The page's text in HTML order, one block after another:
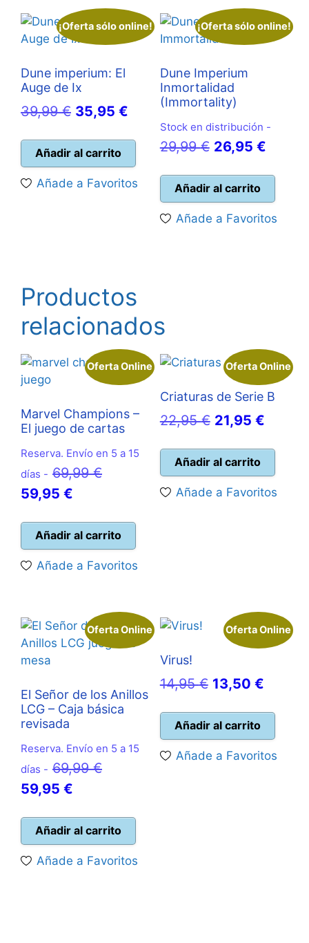
¡Oferta sólo online!
Dune imperium: El
Auge de Ix
39,99€ El
original
era:
39,99 €.
35,95 €
precio
actual
es:
35,95 €.
Añadir al carrito
Añade a Favoritos
¡Oferta sólo online!
Dune Imperium
Inmortalidad
(Immortality)
Stock en distribución -
29,99€ El
original
era:
29,99 €.
26,95 €El
es:
26,95
Añadir al carrito
Añade a Favoritos
Productos
relacionados
Oferta Online
Marvel Champions –
El juego de cartas
Reserva. Envío en 5 a 15
días - 69,99€El
era:
69,99 €.
59,95 €
actual
es:
59,95 €.
Añadir al carrito
Añade a Favoritos
Oferta Online
Criaturas de Serie B
22,95€ El
original
era:
22,95 €.
21,95 €El
es:
21,95
Añadir al carrito
Añade a Favoritos
Oferta Online
El Señor de los Anillos
LCG – Caja básica
revisada
Reserva. Envío en 5 a 15
días - 69,99€El
era:
69,99 €.
59,95 €
actual
es:
59,95 €.
Añadir al carrito
Añade a Favoritos
Oferta Online
Virus!
14,95€ El
original
era:
14,95 €.
13,50 €El
es:
13,50
Añadir al carrito
Añade a Favoritos